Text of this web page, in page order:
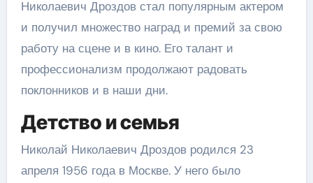
Николаевич Дроздов стал популярным актером
и получил множество наград и премий за свою
работу на сцене и в кино. Его талант и
профессионализм продолжают радовать
поклонников и в наши дни.
Детство и семья
Николай Николаевич Дроздов родился 23
апреля 1956 года в Москве. У него было